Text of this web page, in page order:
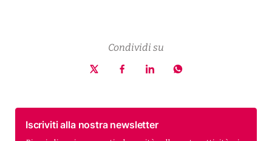
Iscriviti alla nostra newsletter
Condividi su